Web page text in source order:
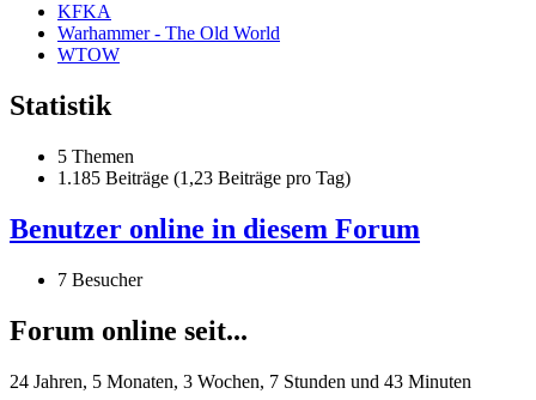
KFKA
Warhammer - The Old World
WTOW
Statistik
5 Themen
1.185 Beiträge (1,23 Beiträge pro Tag)
Benutzer online in diesem Forum
7 Besucher
Forum online seit...
24 Jahren, 5 Monaten, 3 Wochen, 7 Stunden und 43 Minuten